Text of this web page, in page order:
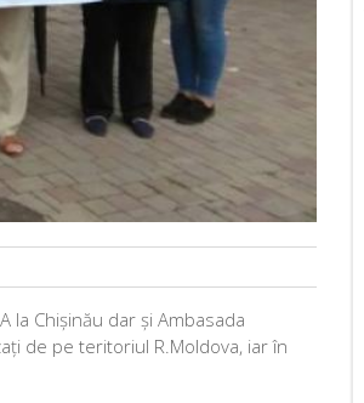
la Chișinău dar și Ambasada
de pe teritoriul R.Moldova, iar în